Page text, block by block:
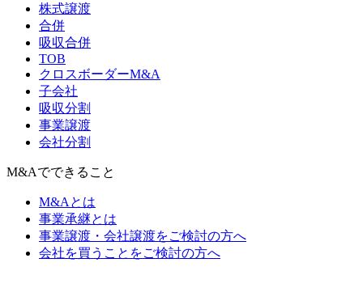
株式譲渡
合併
吸収合併
TOB
クロスボーダーM&A
子会社
吸収分割
事業譲渡
会社分割
M&Aでできること
M&Aとは
事業承継とは
事業譲渡・会社譲渡をご検討の方へ
会社を買うことをご検討の方へ